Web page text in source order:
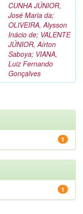
CUNHA JÚNIOR,
José Maria da;
OLIVEIRA, Alysson
Inácio de; VALENTE
JÚNIOR, Aírton
Saboya; VIANA,
Luiz Fernando
Gonçalves
1
1